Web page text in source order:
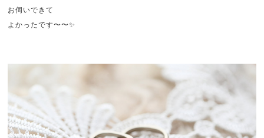
お伺いできて
よかったです〜〜✨